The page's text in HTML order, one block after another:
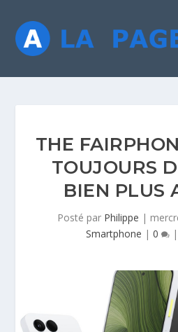
THE
TOUJOURS
BIEN PLUS
Posté par Philippe |
Smartphone | 0 |